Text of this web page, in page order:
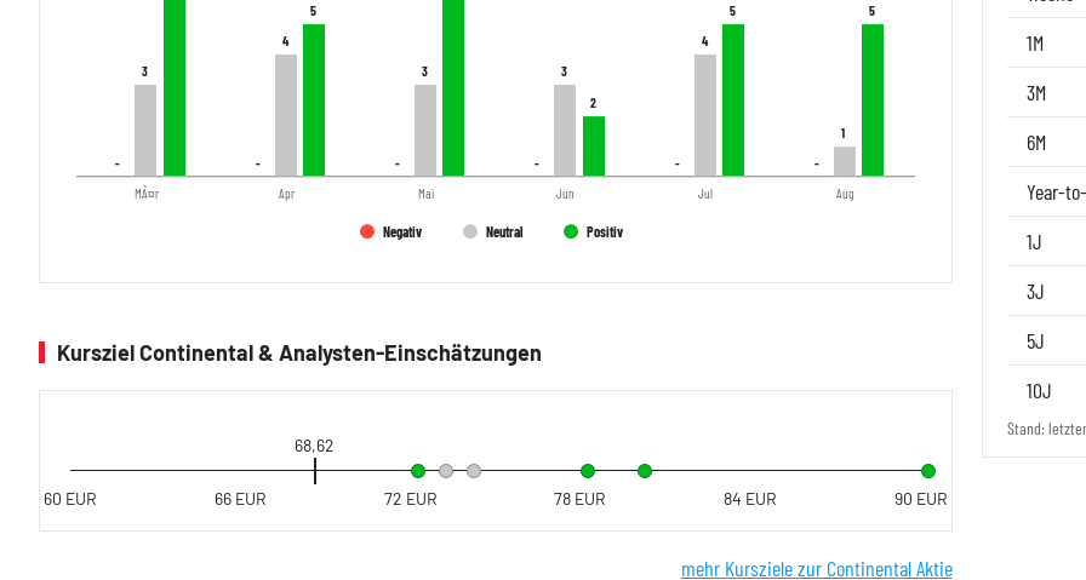
-- -- -- -- -- --
3
3
4
4
3
3 3
3
4
4
11
5
5
2
2
5
5 5
5
Negativ Neutral Positiv
MÃ¤r Apr Mai Jun Jul Aug
Kursziel Continental & Analysten-Einschätzungen
68,62
60 EUR 66 EUR 72 EUR 78 EUR 84 EUR 90 EUR
mehr Kursziele zur Continental Aktie
1M
3M
6M
Year-
1J
3J
5J
10J
Stand: